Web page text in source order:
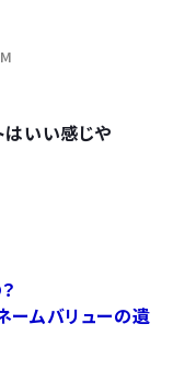
はいい感じや
ームバリューの遺